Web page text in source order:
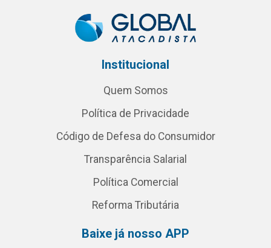
Institucional
Quem Somos
Política de Privacidade
Código de Defesa do Consumidor
Transparência Salarial
Política Comercial
Reforma Tributária
Baixe já nosso APP